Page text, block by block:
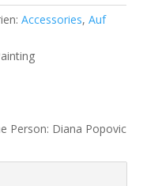
Accessories, Auf
Person: Diana Popovic